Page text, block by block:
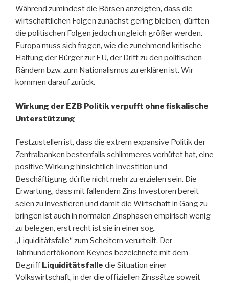
Während zumindest die Börsen anzeigten, dass die
wirtschaftlichen Folgen zunächst gering bleiben, dürften
die politischen Folgen jedoch ungleich größer werden.
Europa muss sich fragen, wie die zunehmend kritische
Haltung der Bürger zur EU, der Drift zu den politischen
Rändern bzw. zum Nationalismus zu erklären ist. Wir
kommen darauf zurück.
Wirkung der EZB Politik verpufft ohne fiskalische
Unterstützung
Festzustellen ist, dass die extrem expansive Politik der
Zentralbanken bestenfalls schlimmeres verhütet hat, eine
positive Wirkung hinsichtlich Investition und
Beschäftigung dürfte nicht mehr zu erzielen sein. Die
Erwartung, dass mit fallendem Zins Investoren bereit
seien zu investieren und damit die Wirtschaft in Gang zu
bringen ist auch in normalen Zinsphasen empirisch wenig
zu belegen, erst recht ist sie in einer sog.
„Liquiditätsfalle“ zum Scheitern verurteilt. Der
Jahrhundertökonom Keynes bezeichnete mit dem
Begriff Liquiditätsfalle die Situation einer
Volkswirtschaft, in der die offiziellen Zinssätze soweit